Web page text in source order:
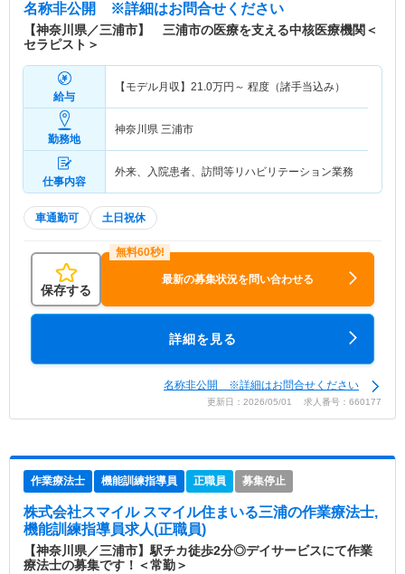
名称非公開 ※詳細はお問合せください
【神奈川県／三浦市】 三浦市の医療を支える中核医療機関＜
セラピスト＞
給与
【モデル月収】 21.0万円～ 程度（諸手当込み）
勤務地
神奈川県 三浦市
仕事内容
外来、入院患者、訪問等リハビリテーション業務
車通勤可 土日祝休
保存する
最新の募集状況を問い合わせる
詳細を見る
名称非公開 ※詳細はお問合せください
更新日：2026/05/01 求人番号：660177
作業療法士 機能訓練指導員 正職員 募集停止
株式会社スマイル スマイル住まいる三浦の作業療法士,
機能訓練指導員求人(正職員)
【神奈川県／三浦市】駅チカ徒歩2分◎デイサービスにて作業
療法士の募集です！＜常勤＞